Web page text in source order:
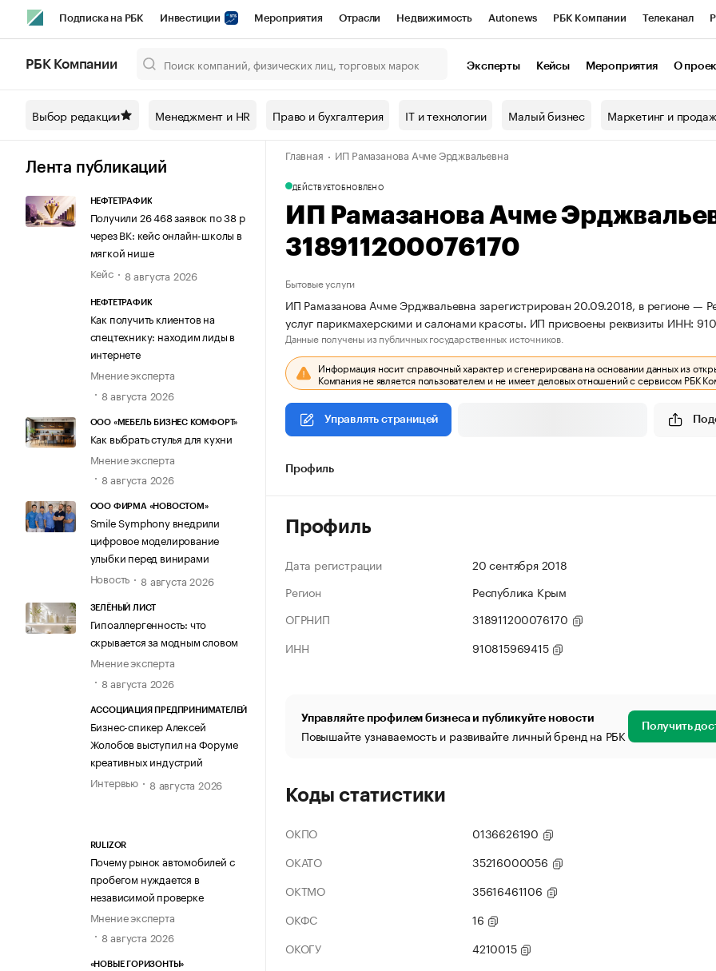
Подписка на РБК Инвестиции Мероприятия Отрасли Недвижимость Autonews РБК Компании Телеканал
Спецпроекты СПб Конференции СПб Спецпроекты Проверка контрагентов
Технологии и медиа Рынок наличной валюты
РБК Компании Эксперты Кейсы Мероприятия О
Выбор редакции Менеджмент и HR Право и бухгалтерия IT и технологии Малый бизнес Маркетинг и
Лента публикаций
НЕФТЕТРАФИК
Получили 26 468 заявок по 38 р
через ВК: кейс онлайн-школы в
мягкой нише
Кейс
8 августа 2026
НЕФТЕТРАФИК
Как получить клиентов на
спецтехнику: находим лиды в
интернете
Мнение эксперта
8 августа 2026
ООО «МЕБЕЛЬ БИЗНЕС КОМФОРТ»
Как выбрать стулья для кухни
Мнение эксперта
8 августа 2026
ООО ФИРМА «НОВОСТОМ»
Smile Symphony внедрили
цифровое моделирование
улыбки перед винирами
Новость
8 августа 2026
ЗЕЛЁНЫЙ ЛИСТ
Гипоаллергенность: что
скрывается за модным словом
Мнение эксперта
8 августа 2026
АССОЦИАЦИЯ ПРЕДПРИНИМАТЕЛЕЙ
Бизнес-спикер Алексей
Жолобов выступил на Форуме
креативных индустрий
Интервью
8 августа 2026
RULIZOR
Почему рынок автомобилей с
пробегом нуждается в
независимой проверке
Мнение эксперта
8 августа 2026
«НОВЫЕ ГОРИЗОНТЫ»
Главная ИП Рамазанова Ачме Эрджвальевна
ДЕЙСТВУЕТОБНОВЛЕНО
ИП Рамазанова Ачме
318911200076170
Бытовые услуги
ИП Рамазанова Ачме Эрджвальевна зарегистрирован 20.09.2018, в регионе —
услуг парикмахерскими и салонами красоты. ИП присвоены реквизиты ИНН:
Данные получены из публичных государственных источников.
Информация носит справочный характер и сгенерирована на основании данных из
Компания не является пользователем и не имеет деловых отношений с сервисом РБК
Управлять страницей
Профиль
Профиль
Дата регистрации
20 сентября 2018
Регион
Республика Крым
ОГРНИП
318911200076170
ИНН
910815969415
Управляйте профилем бизнеса и публикуйте новости
Повышайте узнаваемость и развивайте личный бренд на РБК Получить
Коды статистики
ОКПО
0136626190
ОКАТО
35216000056
ОКТМО
35616461106
ОКФС
16
ОКОГУ
4210015